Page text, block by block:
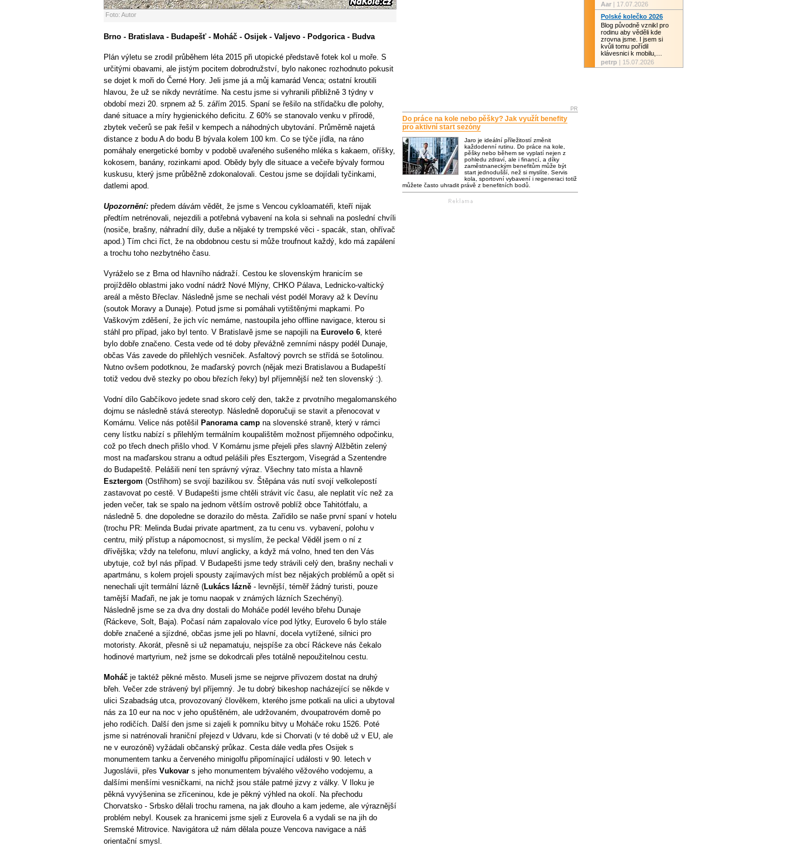
Foto: Autor
Brno - Bratislava - Budapešť - Moháč - Osijek - Valjevo - Podgorica - Budva
Plán výletu se zrodil průběhem léta 2015 při utopické představě fotek kol u moře. S
určitými obavami, ale jistým pocitem dobrodružství, bylo nakonec rozhodnuto pokusit
se dojet k moři do Černé Hory. Jeli jsme já a můj kamarád Venca; ostatní kroutili
hlavou, že už se nikdy nevrátíme. Na cestu jsme si vyhranili přibližně 3 týdny v
období mezi 20. srpnem až 5. zářím 2015. Spaní se řešilo na střídačku dle polohy,
dané situace a míry hygienického deficitu. Z 60% se stanovalo venku v přírodě,
zbytek večerů se pak řešil v kempech a náhodných ubytování. Průměrně najetá
distance z bodu A do bodu B bývala kolem 100 km. Co se týče jídla, na ráno
pomáhaly energetické bomby v podobě uvařeného sušeného mléka s kakaem, oříšky,
kokosem, banány, rozinkami apod. Obědy byly dle situace a večeře bývaly formou
kuskusu, který jsme průběžně zdokonalovali. Cestou jsme se dojídali tyčinkami,
datlemi apod.
Upozornění: předem dávám vědět, že jsme s Vencou cykloamatéři, kteří nijak
předtím netrénovali, nejezdili a potřebná vybavení na kola si sehnali na poslední chvíli
(nosiče, brašny, náhradní díly, duše a nějaké ty trempské věci - spacák, stan, ohřívač
apod.) Tím chci říct, že na obdobnou cestu si může troufnout každý, kdo má zapálení
a trochu toho nezbytného času.
Vyráželo se z Brna od hlavního nádraží. Cestou ke slovenským hranicím se
projíždělo oblastmi jako vodní nádrž Nové Mlýny, CHKO Pálava, Lednicko-valtický
areál a město Břeclav. Následně jsme se nechali vést podél Moravy až k Devínu
(soutok Moravy a Dunaje). Potud jsme si pomáhali vytištěnými mapkami. Po
Vaškovým zděšení, že jich víc nemáme, nastoupila jeho offline navigace, kterou si
stáhl pro případ, jako byl tento. V Bratislavě jsme se napojili na Eurovelo 6, které
bylo dobře značeno. Cesta vede od té doby převážně zemními náspy podél Dunaje,
občas Vás zavede do přilehlých vesniček. Asfaltový povrch se střídá se šotolinou.
Nutno ovšem podotknou, že maďarský povrch (nějak mezi Bratislavou a Budapeští
totiž vedou dvě stezky po obou březích řeky) byl příjemnější než ten slovenský :).
Vodní dílo Gabčíkovo jedete snad skoro celý den, takže z prvotního megalomanského
dojmu se následně stává stereotyp. Následně doporučuji se stavit a přenocovat v
Komárnu. Velice nás potěšil
Panorama camp na slovenské straně, který v rámci
ceny lístku nabízí s přilehlým termálním koupalištěm možnost příjemného odpočinku,
což po třech dnech přišlo vhod. V Komárnu jsme přejeli přes slavný Alžbětin zelený
most na maďarskou stranu a odtud pelášili přes Esztergom, Visegrád a Szentendre
do Budapeště. Pelášili není ten správný výraz. Všechny tato místa a hlavně
Esztergom (Ostřihom) se svojí bazilikou sv. Štěpána vás nutí svojí velkolepostí
zastavovat po cestě. V Budapešti jsme chtěli strávit víc času, ale neplatit víc než za
jeden večer, tak se spalo na jednom větším ostrově poblíž obce Tahitótfalu, a
následně 5. dne dopoledne se dorazilo do města. Zařídilo se naše první spaní v hotelu
(trochu PR: Melinda Budai private apartment, za tu cenu vs. vybavení, polohu v
centru, milý přístup a nápomocnost, si myslím, že pecka! Věděl jsem o ní z
dřívějška; vždy na telefonu, mluví anglicky, a když má volno, hned ten den Vás
ubytuje, což byl nás případ. V Budapešti jsme tedy strávili celý den, brašny nechali v
apartmánu, s kolem projeli spousty zajímavých míst bez nějakých problémů a opět si
nenechali ujít termální lázně (Lukács lázně - levnější, téměř žádný turisti, pouze
tamější Maďaři, ne jak je tomu naopak v známých lázních Szechényi).
Následně jsme se za dva dny dostali do Moháče podél levého břehu Dunaje
(Ráckeve, Solt, Baja). Počasí nám zapalovalo více pod lýtky, Eurovelo 6 bylo stále
dobře značené a sjízdné, občas jsme jeli po hlavní, docela vytížené, silnici pro
motoristy. Akorát, přesně si už nepamatuju, nejspíše za obcí Ráckeve nás čekalo
hodinové martyrium, než jsme se dokodrcali přes totálně nepoužitelnou cestu.
Moháč je taktéž pěkné město. Museli jsme se nejprve přívozem dostat na druhý
břeh. Večer zde strávený byl příjemný. Je tu dobrý bikeshop nacházející se někde v
ulici Szabadság utca, provozovaný člověkem, kterého jsme potkali na ulici a ubytoval
nás za 10 eur na noc v jeho opuštěném, ale udržovaném, dvoupatrovém domě po
jeho rodičích. Další den jsme si zajeli k pomníku bitvy u Moháče roku 1526. Poté
jsme si natrénovali hraniční přejezd v Udvaru, kde si Chorvati (v té době už v EU, ale
ne v eurozóně) vyžádali občanský průkaz. Cesta dále vedla přes Osijek s
monumentem tanku a červeného minigolfu připomínající události v 90. letech v
Jugoslávii, přes Vukovar s jeho monumentem bývalého věžového vodojemu, a
dalšími menšími vesničkami, na nichž jsou stále patrné jizvy z války. V Iloku je
pěkná vyvýšenina se zříceninou, kde je pěkný výhled na okolí. Na přechodu
Chorvatsko - Srbsko dělali trochu ramena, na jak dlouho a kam jedeme, ale výraznější
problém nebyl. Kousek za hranicemi jsme sjeli z Eurovela 6 a vydali se na jih do
Sremské Mitrovice. Navigátora už nám dělala pouze Vencova navigace a náš
orientační smysl.
PR
Do práce na kole nebo pěšky? Jak využít benefity
pro aktivní start sezóny
Jaro je ideální příležitostí změnit
každodenní rutinu. Do práce na kole,
pěšky nebo během se vyplatí nejen z
pohledu zdraví, ale i financí, a díky
zaměstnaneckým benefitům může být
start jednodušší, než si myslíte. Servis
kola, sportovní vybavení i regeneraci totiž
můžete často uhradit právě z benefitních bodů.
Aar | 17.07.2026
Polské kolečko 2026
Blog původně vznikl pro
rodinu aby věděli kde
zrovna jsme. I jsem si
kvůli tomu pořídil
klávesnici k mobilu,…
petrp | 15.07.2026